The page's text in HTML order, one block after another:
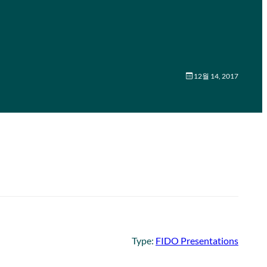
12월 14, 2017
Type: FIDO Presentations